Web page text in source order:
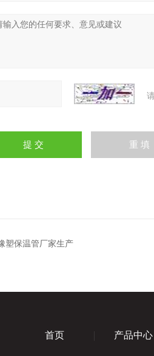
塑保温管厂家生产
首页 产品中心